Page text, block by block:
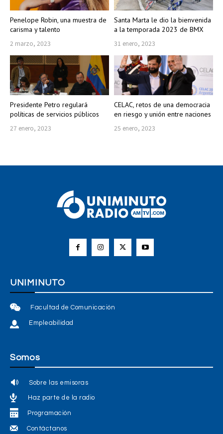
Penelope Robin, una muestra de
carisma y talento
2 marzo, 2023
Santa Marta le dio la bienvenida
a la temporada 2023 de BMX
31 enero, 2023
Presidente Petro regulará
políticas de servicios públicos
27 enero, 2023
CELAC, retos de una democracia
en riesgo y unión entre naciones
25 enero, 2023
UNIMINUTO
Facultad de Comunicación
Empleabilidad
Somos
Sobre las emisoras
Haz parte de la radio
Programación
Contáctanos